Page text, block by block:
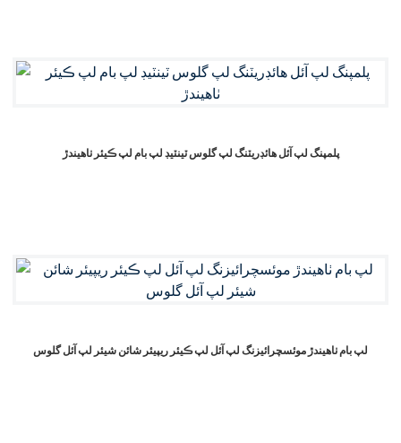
پلمپنگ لپ آئل هائڊريٽنگ لپ گلوس ٽينٽيڊ لپ بام لپ ڪيئر ٺاهيندڙ
لپ بام ٺاهيندڙ موئسچرائيزنگ لپ آئل لپ ڪيئر ريپيئر شائن شيئر لپ آئل گلوس